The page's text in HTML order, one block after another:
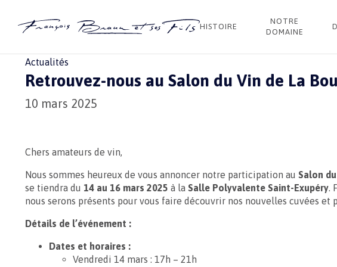
HISTOIRE
NOTRE
DOMAINE
Blog Actualités Retrouvez-nous au Salon du Vin de La Bouille !
Actualités
Retrouvez-nous au Salon du Vin de La
10 mars 2025
Chers amateurs de vin,
Nous sommes heureux de vous annoncer notre participation au Salon
se tiendra du 14 au 16 mars 2025 à la Salle Polyvalente Saint-Exupéry.
nous serons présents pour vous faire découvrir nos nouvelles cuvées et
Détails de l’événement :
Dates et horaires :
Vendredi 14 mars : 17h – 21h